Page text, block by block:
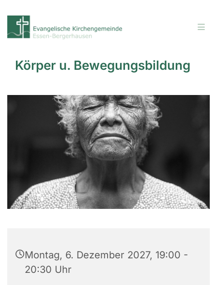
Körper u. Bewegungsbildung
Montag, 6. Dezember 2027, 19:00 -
20:30 Uhr